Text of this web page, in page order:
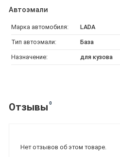
Автоэмали
Марка автомобиля: LADA
Тип автоэмали: База
Назначение: для кузова
Отзывы 0
Нет отзывов об этом товаре.